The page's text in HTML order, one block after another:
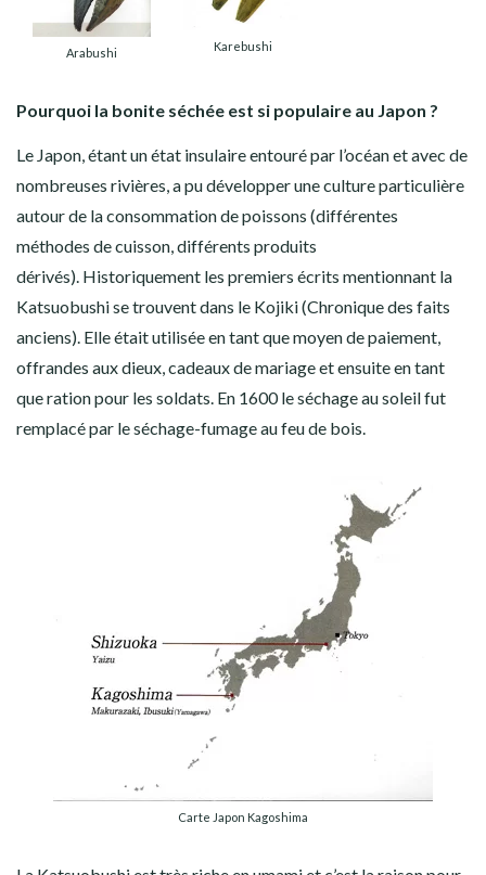
Arabushi Karebushi
Pourquoi la bonite séchée est si populaire au Japon ?
Le Japon, étant un état insulaire entouré par l’océan et avec de
nombreuses rivières, a pu développer une culture particulière
autour de la consommation de poissons (différentes
méthodes de cuisson, différents produits
dérivés). Historiquement les premiers écrits mentionnant la
Katsuobushi se trouvent dans le Kojiki (Chronique des faits
anciens). Elle était utilisée en tant que moyen de paiement,
offrandes aux dieux, cadeaux de mariage et ensuite en tant
que ration pour les soldats. En 1600 le séchage au soleil fut
remplacé par le séchage-fumage au feu de bois.
Carte Japon Kagoshima